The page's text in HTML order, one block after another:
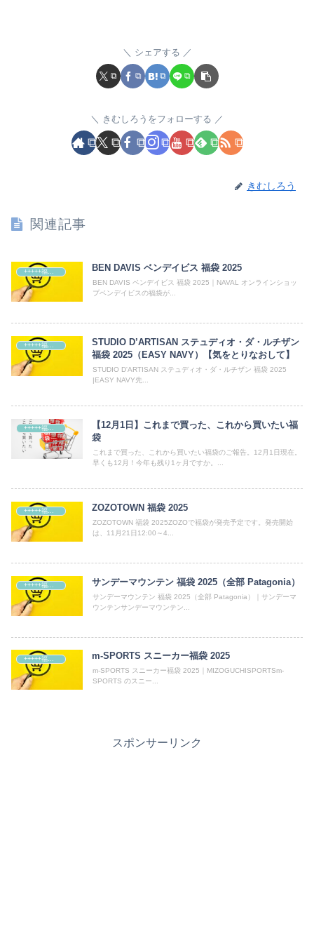
シェアする
きむしろうをフォローする
きむしろう
関連記事
BEN DAVIS ベンデイビス 福袋 2025
BEN DAVIS ベンデイビス 福袋 2025｜NAVAL オンラインショッ
プベンデイビスの福袋が...
+++++福袋++++++
STUDIO D’ARTISAN ステュディオ・ダ・ルチザン
福袋 2025（EASY NAVY）【気をとりなおして】
STUDIO D'ARTISAN ステュディオ・ダ・ルチザン 福袋 2025
|EASY NAVY先...
+++++福袋++++++
【12月1日】これまで買った、これから買いたい福
袋
これまで買った、これから買いたい福袋のご報告。12月1日現在。
早くも12月！今年も残り1ヶ月ですか。...
+++++福袋++++++ ZOZOTOWN 福袋 2025
ZOZOTOWN 福袋 2025ZOZOで福袋が発売予定です。発売開始
は、11月21日12:00～4...
サンデーマウンテン 福袋 2025（全部 Patagonia）
サンデーマウンテン 福袋 2025（全部 Patagonia）｜サンデーマ
ウンテンサンデーマウンテン...
+++++福袋++++++ m-SPORTS スニーカー福袋 2025
m-SPORTS スニーカー福袋 2025｜MIZOGUCHISPORTSm-
SPORTS のスニー...
スポンサーリンク